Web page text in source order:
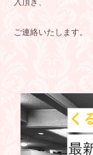
入頂き、
本文に名前
ご連絡いたします。